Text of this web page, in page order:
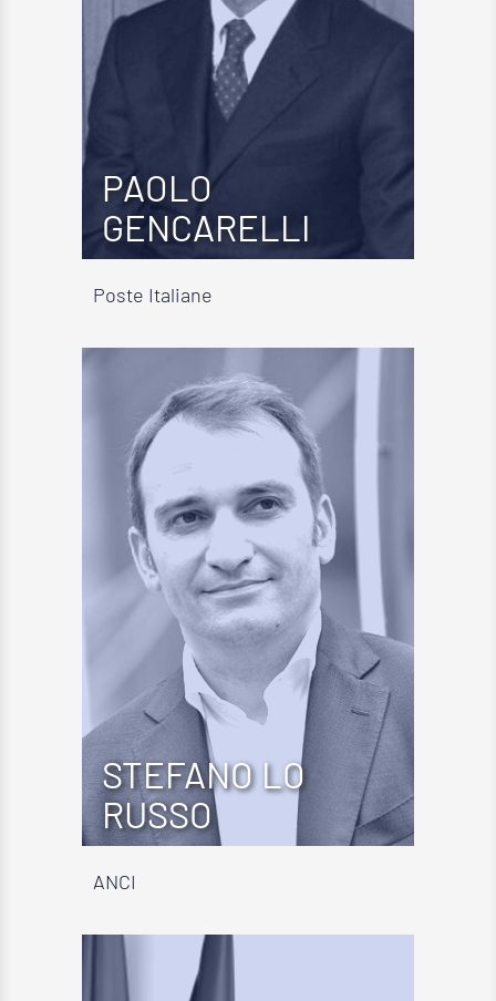
PAOLO
GENCARELLI
Poste Italiane
STEFANO LO
RUSSO
ANCI